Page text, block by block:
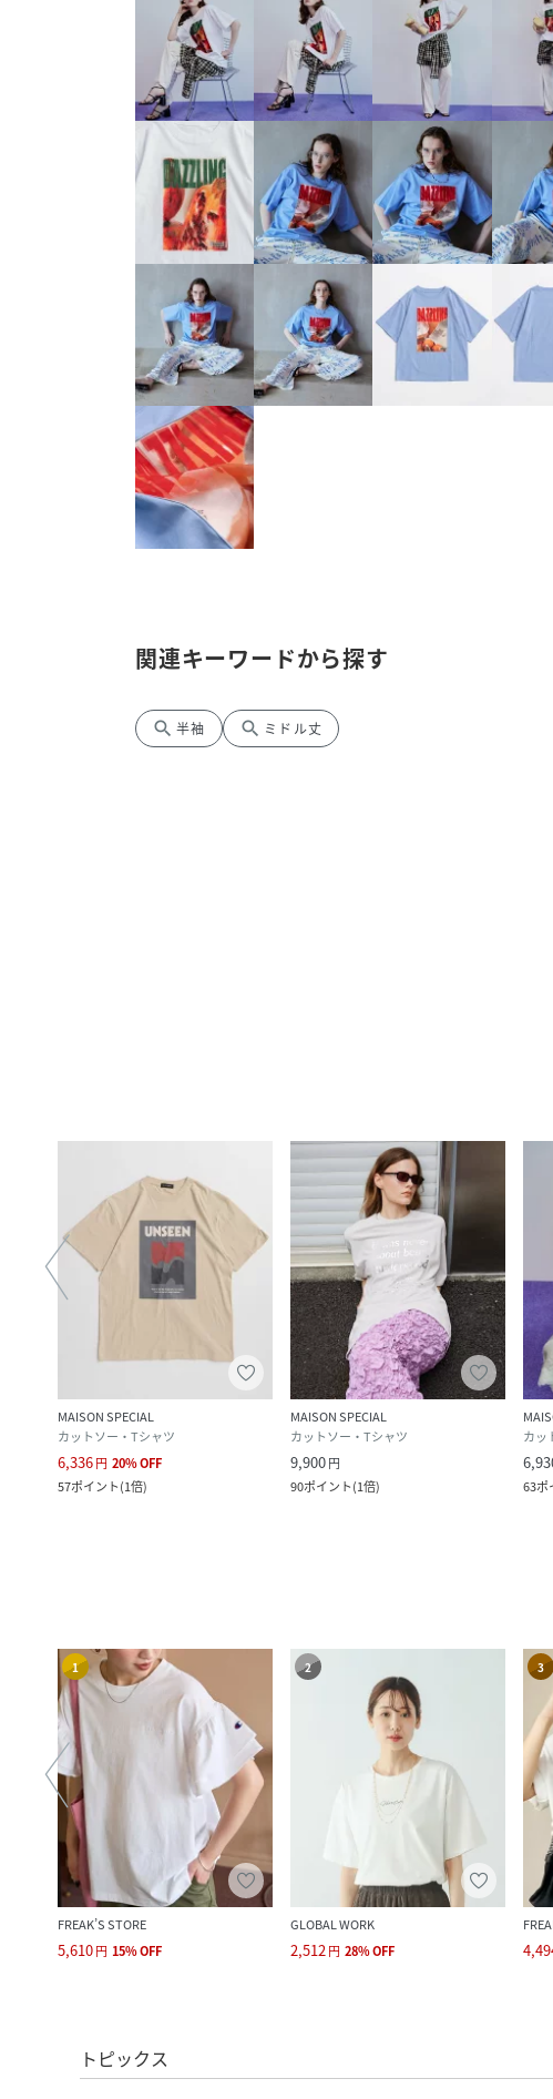
関連キーワードから探す
search 半袖 search ミドル丈
MAISON SPECIAL
カットソー・Tシャツ
6,336円 20%OFF
57ポイント(1倍)
MAISON SPECIAL
カットソー・Tシャツ
9,900円
90ポイント(1倍)
カッ
63ポ
1
FREAK’S STORE
5,610円 15%OFF
2
GLOBAL WORK
2,512 円 28%OFF
3
トピックス